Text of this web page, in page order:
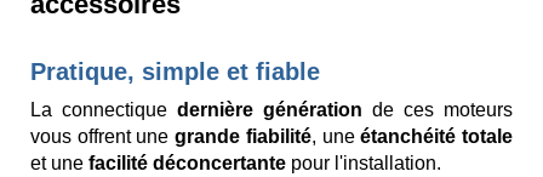
Pratique, simple et fiable
La connectique dernière génération de ces moteurs
vous offrent unegrande fiabilité, uneétanchéité totale
et une facilité déconcertante pour l'installation.